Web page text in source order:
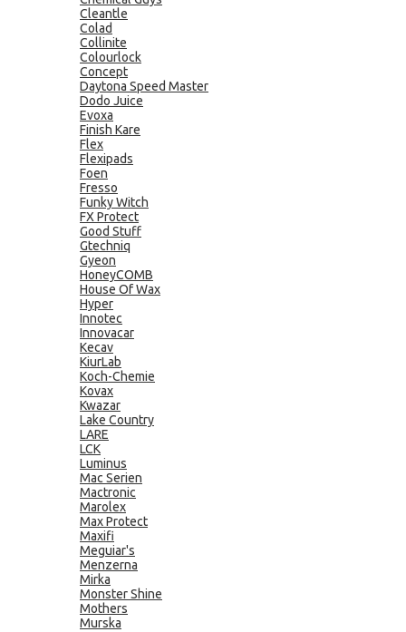
Cleantle
Colad
Collinite
Colourlock
Concept
Daytona Speed Master
Dodo Juice
Evoxa
Finish Kare
Flex
Flexipads
Foen
Fresso
Funky Witch
FX Protect
Good Stuff
Gtechniq
Gyeon
HoneyCOMB
House Of Wax
Hyper
Innotec
Innovacar
Kecav
KiurLab
Koch-Chemie
Kovax
Kwazar
Lake Country
LARE
LCK
Luminus
Mac Serien
Mactronic
Marolex
Max Protect
Maxifi
Meguiar's
Menzerna
Mirka
Monster Shine
Mothers
Murska